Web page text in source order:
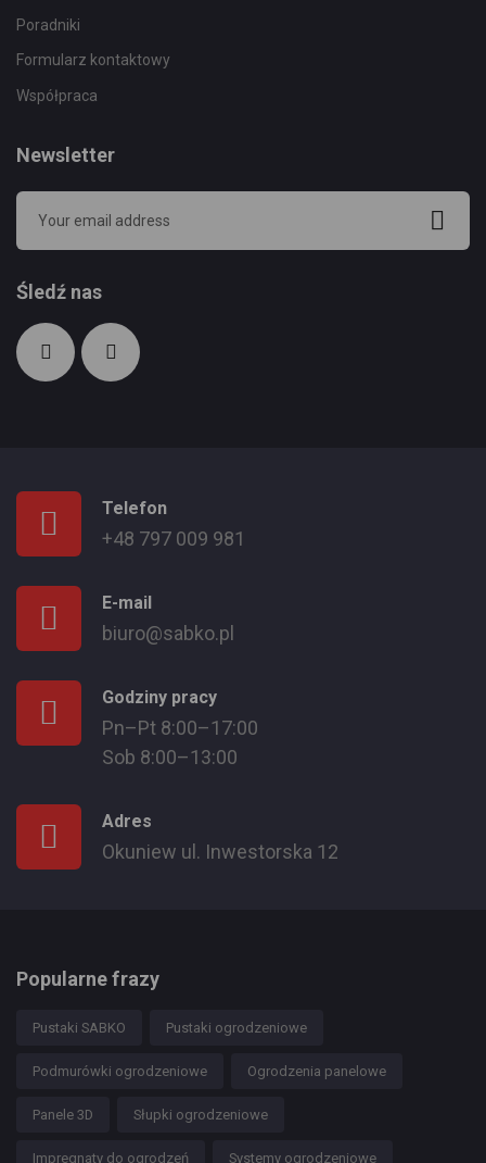
Poradniki
Formularz kontaktowy
Współpraca
Newsletter
Śledź nas
Telefon
+48 797 009 981
E-mail
biuro@sabko.pl
Godziny pracy
Pn–Pt 8:00–17:00
Sob 8:00–13:00
Adres
Okuniew ul. Inwestorska 12
Popularne frazy
Pustaki SABKO Pustaki ogrodzeniowe
Podmurówki ogrodzeniowe Ogrodzenia panelowe
Panele 3D Słupki ogrodzeniowe
Impregnaty do ogrodzeń Systemy ogrodzeniowe